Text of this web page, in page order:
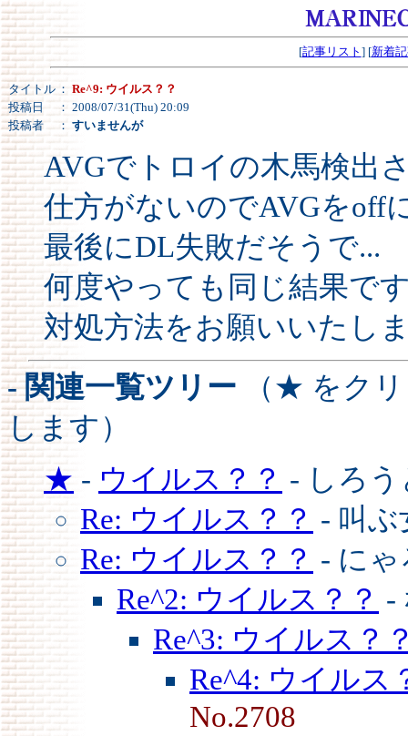
[記事リスト ] [新着
タイトル ： Re^9: ウイルス？？
投稿日
： 2008/07/31(Thu) 20:09
投稿者
： すいませんが
AVGでトロイの木馬検出
仕方がないのでAVGをoff
最後にDL失敗だそうで...
何度やっても同じ結果で
対処方法をお願いいたし
- 関連一覧ツリー （★ をク
します）
★ - ウイルス？？ - しろ
Re: ウイルス？？ - 叫
Re: ウイルス？？ - に
Re^2: ウイルス？？ -
Re^3: ウイルス？
Re^4: ウイルス
No.2708